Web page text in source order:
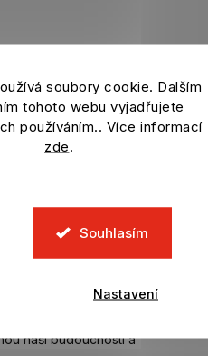
soubory cookie. Dalším
tohoto webu vyjadřujete
používáním.. Více informací
zde.
Souhlasím
Nastavení
objevuje šerpa - design
modrou barvou Sky
naší budoucnosti a